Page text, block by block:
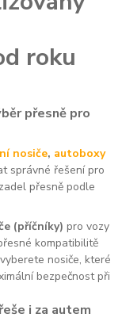
roku
přesně pro
nosiče, autoboxy
správné řešení pro
přesně podle
(příčníky) pro vozy
kompatibilitě
nosiče, které
bezpečnost při
i za autem